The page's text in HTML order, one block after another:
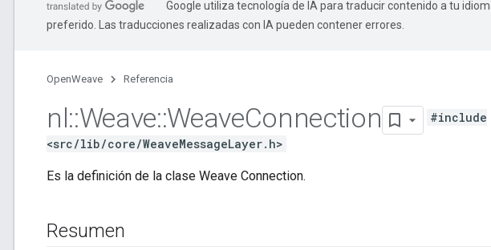
Google utiliza tecnología de IA para traducir contenido a tu
preferido. Las traducciones realizadas con IA pueden contener errores.
OpenWeave Referencia
nl::Weave::WeaveConnection
#include
<src/lib/core/WeaveMessageLayer.h>
Es la definición de la clase Weave Connection.
Resumen